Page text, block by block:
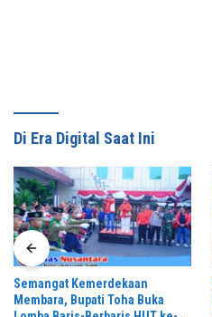
Di Era Digital Saat Ini
Semangat Kemerdekaan
Membara, Bupati Toha Buka